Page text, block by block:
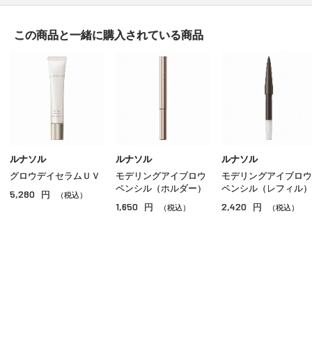
アイブロウ
グロス
チーク
シェーディング・ハイライト
この商品と一緒に購入されている商品
ルナソル
グロウデイセラムＵＶ
5,280 円 （税込）
ルナソル
モデリングアイブロウ
ペンシル（ホルダー）
1,650 円 （税込）
ルナソル
モデリングアイブロウ
ペンシル（レフィル）
2,420 円 （税込）